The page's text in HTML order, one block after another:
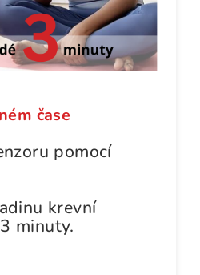
čase
pomocí
krevní
minuty.